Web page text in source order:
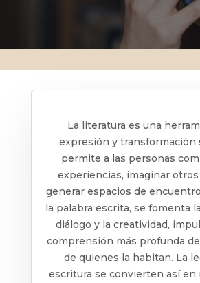
La literatura es una
expresión y transformación
permite a las personas
experiencias, imaginar
generar espacios de
la palabra escrita, se fomenta
diálogo y la creatividad,
comprensión más profunda
de quienes la habitan. La
escritura se convierten así en